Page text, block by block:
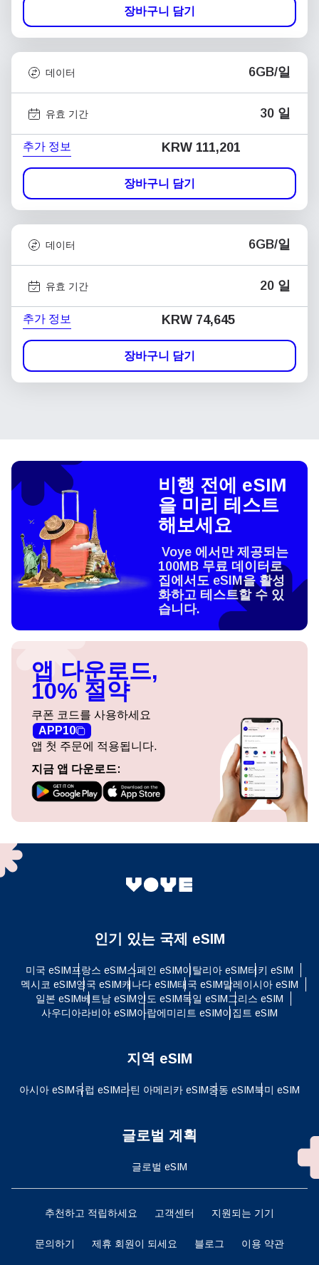
장바구니 담기
데이터 6GB/일
유효 기간 30 일
추가 정보 KRW 111,201
장바구니 담기
데이터 6GB/일
유효 기간 20 일
추가 정보 KRW 74,645
장바구니 담기
비행 전에 eSIM
을 미리 테스트
해보세요
Voye 에서만 제공되는
100MB 무료 데이터로
집에서도 eSIM을 활성
화하고 테스트할 수 있
습니다.
앱 다운로드,
10% 절약
쿠폰 코드를 사용하세요
APP10
앱 첫 주문에 적용됩니다.
지금 앱 다운로드:
인기 있는 국제 eSIM
미국 eSIM프랑스 eSIM스페인 eSIM이탈리아 eSIM터키 eSIM
멕시코 eSIM영국 eSIM캐나다 eSIM태국 eSIM말레이시아 eSIM
일본 eSIM베트남 eSIM인도 eSIM독일 eSIM그리스 eSIM
사우디아라비아 eSIM아랍에미리트 eSIM이집트 eSIM
지역 eSIM
아시아 eSIM유럽 ​​eSIM라틴 아메리카 eSIM중동 eSIM북미 eSIM
글로벌 계획
글로벌 eSIM
추천하고 적립하세요 고객센터 지원되는 기기
문의하기 제휴 회원이 되세요 블로그 이용 약관